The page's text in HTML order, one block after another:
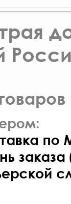
по
заказа